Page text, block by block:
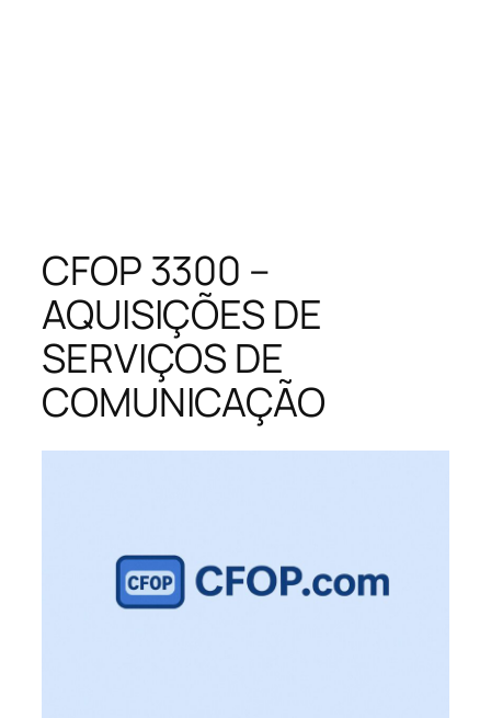
CFOP 3300 –
AQUISIÇÕES DE
SERVIÇOS DE
COMUNICAÇÃO